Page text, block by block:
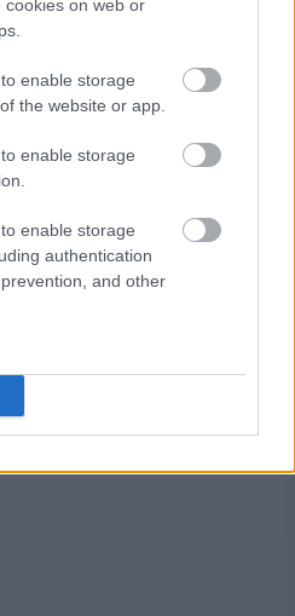
cookies on web or
enable storage
the website or app.
enable storage
enable storage
authentication
and other
πετροδόλαρα
και Φεντερίκο
χαμηλότερης ισχύος, ενώ
έτη, αντίστοιχα, δεν
τους και αμφότεροι φέρεται